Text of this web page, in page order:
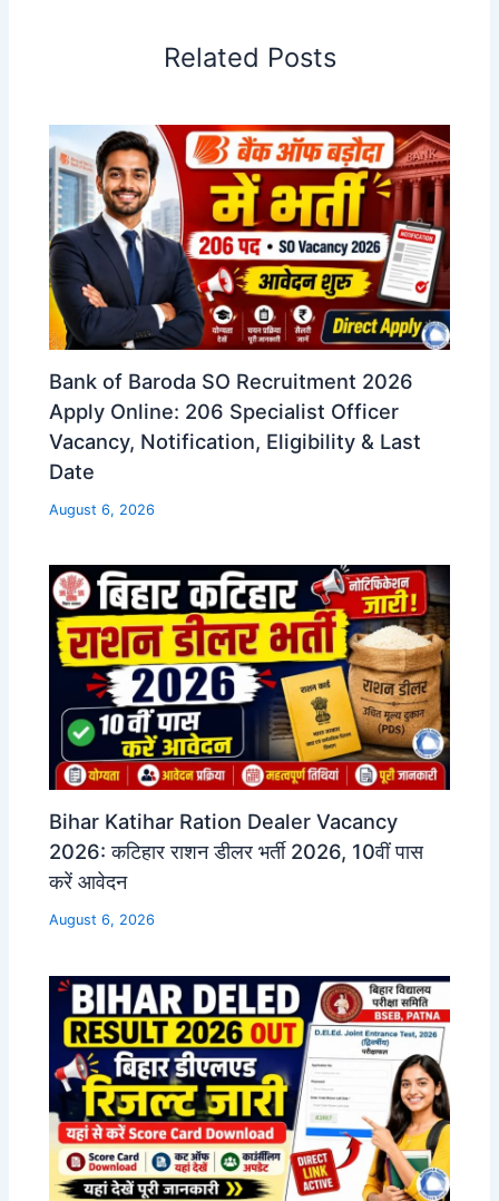
Related Posts
Bank of Baroda SO Recruitment 2026
Apply Online: 206 Specialist Officer
Vacancy, Notification, Eligibility & Last
Date
August 6, 2026
Bihar Katihar Ration Dealer Vacancy
2026: कटिहार राशन डीलर भर्ती 2026, 10वीं पास
करें आवेदन
August 6, 2026